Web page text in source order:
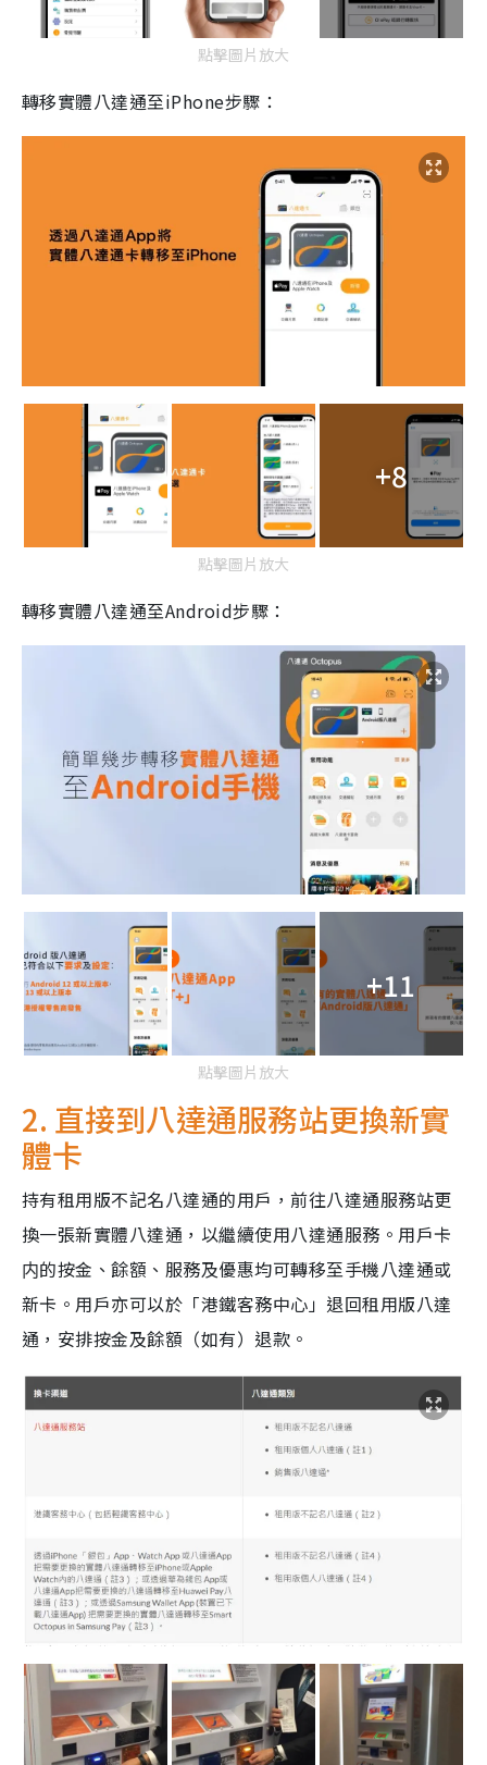
點擊圖片放大
轉移實體八達通至iPhone步驟：
+8
點擊圖片放大
轉移實體八達通至Android步驟：
+11
點擊圖片放大
2. 直接到八達通服務站更換新實
體卡
持有租用版不記名八達通的用戶，前往八達通服務站更
換一張新實體八達通，以繼續使用八達通服務。用戶卡
内的按金、餘額、服務及優惠均可轉移至手機八達通或
新卡。用戶亦可以於「港鐵客務中心」退回租用版八達
通，安排按金及餘額（如有）退款。